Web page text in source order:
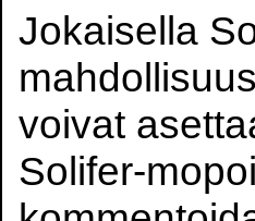
Jokaisella
voivat
Solifer-